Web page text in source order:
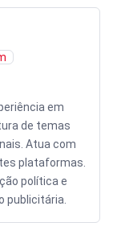
em
de temas
Atua com
plataformas.
política e
publicitária.